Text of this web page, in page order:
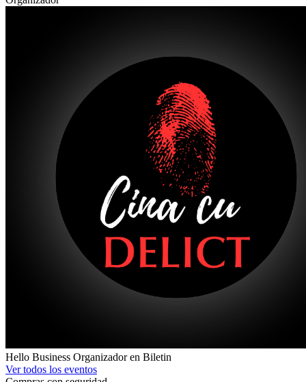
Hello Business Organizador en Biletin
Ver todos los eventos